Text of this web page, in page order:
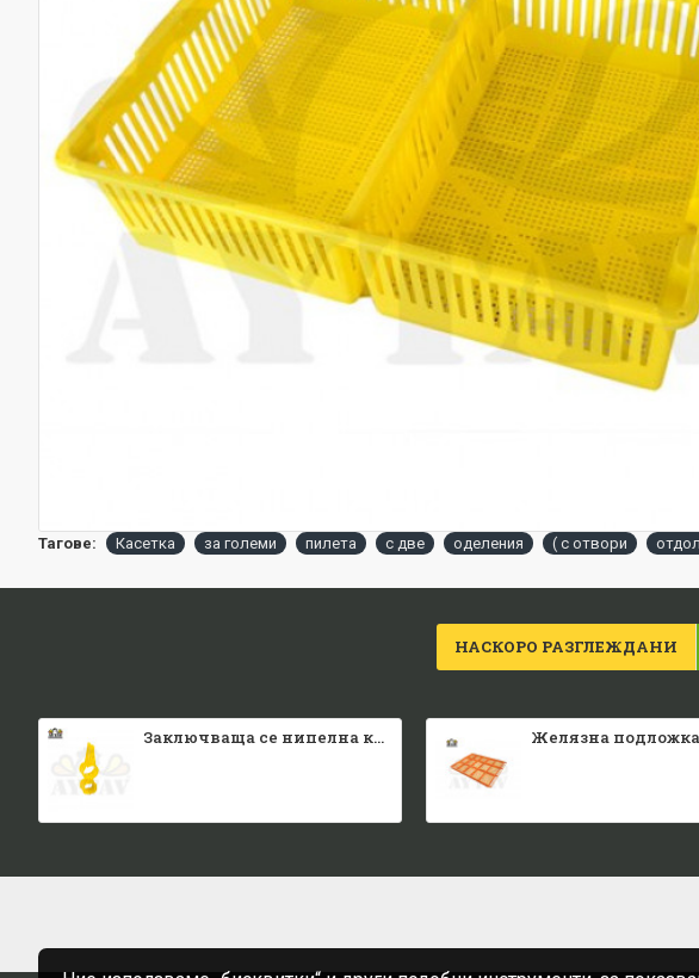
Тагове: Касетка за големи пилета с две оделения ( с отвори
НАСКОРО РАЗГЛЕЖДАНИ
Заключваща се нипелна квадратна тръба